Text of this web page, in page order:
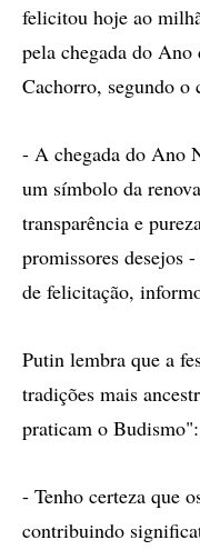
felicitou hoje ao
pela chegada do
Cachorro, segundo o
- A chegada do Ano
um símbolo da
transparência e
promissores desejos
de felicitação,
Putin lembra que a
tradições mais
praticam o Budismo":
- Tenho certeza que
contribuindo